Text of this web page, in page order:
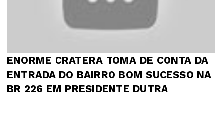
ENORME CRATERA TOMA DE CONTA DA
ENTRADA DO BAIRRO BOM SUCESSO NA
BR 226 EM PRESIDENTE DUTRA